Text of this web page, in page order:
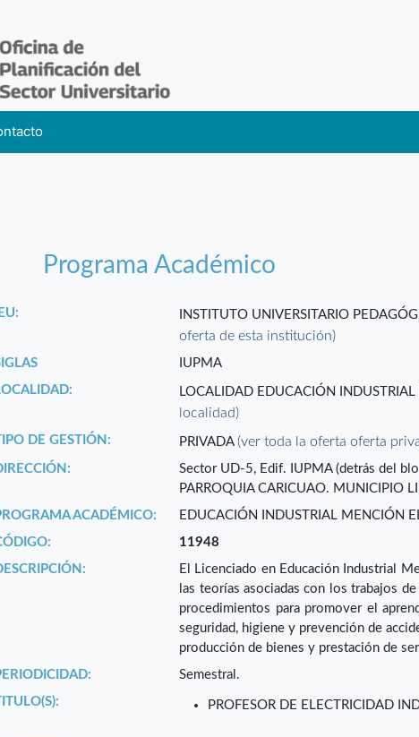
Programa Académico
IEU: INSTITUTO UNIVERSITARIO
oferta de esta institución)
IUPMA
LOCALIDAD EDUCACIÓN
localidad)
DE GESTIÓN: PRIVADA(ver toda la oferta oferta
Sector UD-5, Edif. IUPMA (detrás del
PARROQUIA CARICUAO. MUNICIPIO
ACADÉMICO:
EDUCACIÓN INDUSTRIAL MENCIÓN
11948
El Licenciado en Educación Industrial
las teorías asociadas con los trabajos
procedimientos para promover el
seguridad, higiene y prevención de
producción de bienes y prestación de
Semestral.
PROFESOR DE ELECTRICIDAD